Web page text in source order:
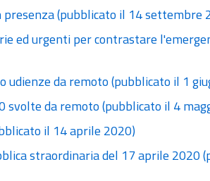
presenza (pubblicato il 14 settembre
ed urgenti per contrastare
udienze da remoto (pubblicato il 1
svolte da remoto (pubblicato il 4
il 14 aprile 2020)
straordinaria del 17 aprile 2020